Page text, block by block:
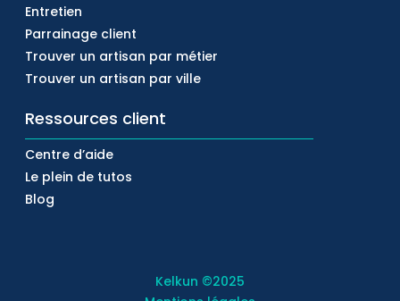
Entretien
Parrainage client
Trouver un artisan par métier
Trouver un artisan par ville
Ressources client
Centre d’aide
Le plein de tutos
Blog
Kelkun ©2025